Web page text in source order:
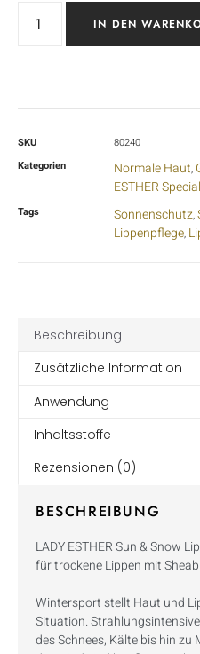
IN DEN
SKU
80240
Kategorien
Normale Haut,
ESTHER
Tags Sonnenschutz,
Lippenpflege,
Beschreibung
Zusätzliche Information
Anwendung
Inhaltsstoffe
Rezensionen (0)
BESCHREIBUNG
LADY ESTHER Sun & Snow
für trockene Lippen mit
Wintersport stellt Haut und
Situation.
des Schnees, Kälte bis hin